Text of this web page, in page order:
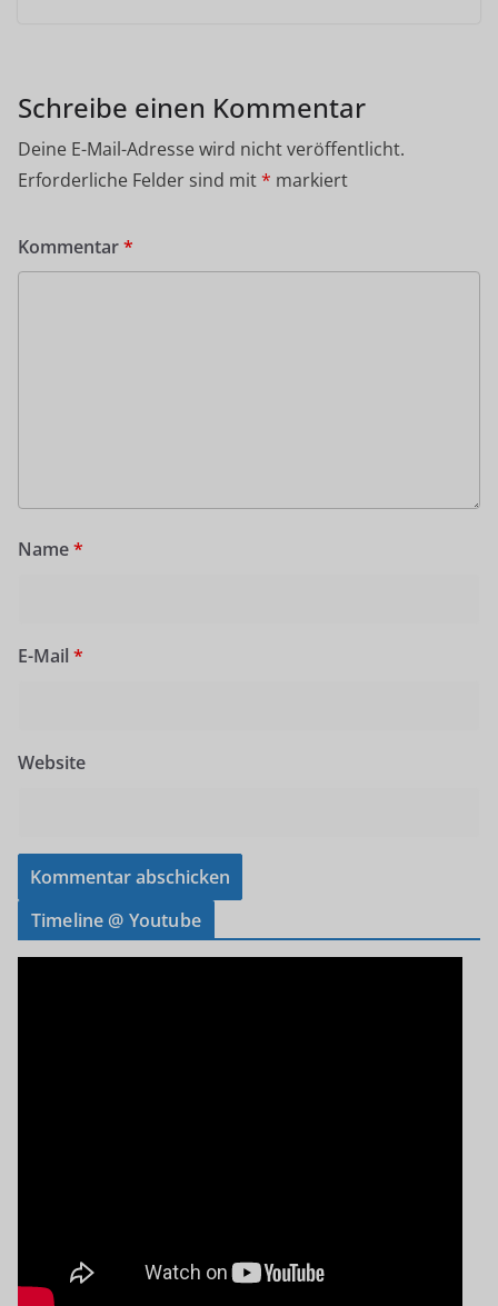
Schreibe einen Kommentar
Deine E-Mail-Adresse wird nicht veröffentlicht.
Erforderliche Felder sind mit* markiert
Kommentar*
Name*
E-Mail *
Website
Timeline @ Youtube